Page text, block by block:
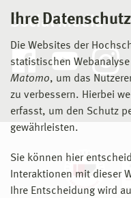
Ihre
Die Websites der
statistischen
Matomo, um das
zu verbessern. Hierbei
erfasst, um den Schutz
gewährleisten.
Sie können hier
Interaktionen mit dieser
Ihre Entscheidung wird
Social Media